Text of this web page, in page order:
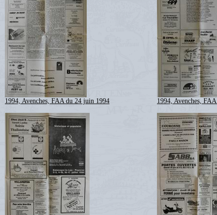
1994, Avenches, FAA du 24 juin 1994 1994, Avenches,